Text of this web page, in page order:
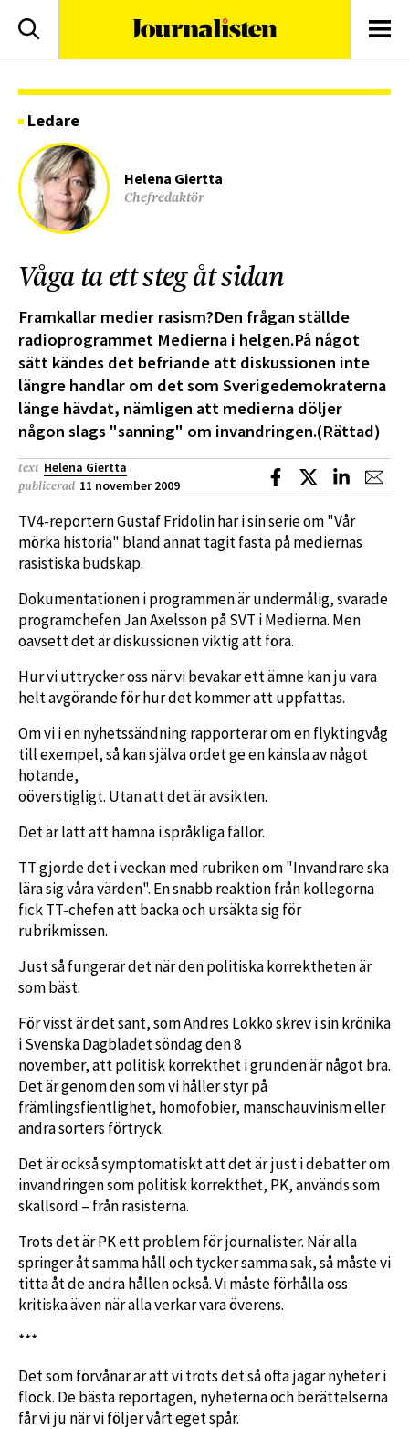
Sök
Ledare
Helena Giertta
Chefredaktör
Våga ta ett steg åt sidan
Framkallar medier rasism?Den frågan ställde
radioprogrammet Medierna i helgen.På något
sätt kändes det befriande att diskussionen inte
längre handlar om det som Sverigedemokraterna
länge hävdat, nämligen att medierna döljer
någon slags "sanning" om invandringen.(Rättad)
text Helena Giertta
publicerad 11 november 2009
Dela på Facebook
Dela på XDela på
TV4-reportern Gustaf Fridolin har i sin serie om "Vår
mörka historia" bland annat tagit fasta på mediernas
rasistiska budskap.
Dokumentationen i programmen är undermålig, svarade
programchefen Jan Axelsson på SVT i Medierna. Men
oavsett det är diskussionen viktig att föra.
Hur vi uttrycker oss när vi bevakar ett ämne kan ju vara
helt avgörande för hur det kommer att uppfattas.
Om vi i en nyhetssändning rapporterar om en flyktingvåg
till exempel, så kan själva ordet ge en känsla av något
hotande,
oöverstigligt. Utan att det är avsikten.
Det är lätt att hamna i språkliga fällor.
TT gjorde det i veckan med rubriken om "Invandrare ska
lära sig våra värden". En snabb reaktion från kollegorna
fick TT-chefen att backa och ursäkta sig för
rubrikmissen.
Just så fungerar det när den politiska korrektheten är
som bäst.
För visst är det sant, som Andres Lokko skrev i sin krönika
i Svenska Dagbladet söndag den 8
november, att politisk korrekthet i grunden är något bra.
Det är genom den som vi håller styr på
främlingsfientlighet, homofobier, manschauvinism eller
andra sorters förtryck.
Det är också symptomatiskt att det är just i debatter om
invandringen som politisk korrekthet, PK, används som
skällsord – från rasisterna.
Trots det är PK ett problem för journalister. När alla
springer åt samma håll och tycker samma sak, så måste vi
titta åt de andra hållen också. Vi måste förhålla oss
kritiska även när alla verkar vara överens.
***
Det som förvånar är att vi trots det så ofta jagar nyheter i
flock. De bästa reportagen, nyheterna och berättelserna
får vi ju när vi följer vårt eget spår.